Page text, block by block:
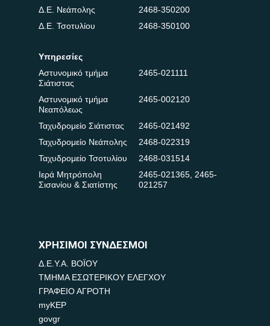
Δ.Ε. Νεάπολης
2468-350200
Δ.Ε. Τσοτυλίου
2468-350100
Υπηρεσίες
Αστυνομικό τμήμα
Σιάτιστας
2465-021111
Αστυνομικό τμήμα
Νεαπόλεως
2465-002120
Ταχυδρομείο Σιάτιστας
2465-021492
Ταχυδρομείο Νεάπολης
2468-022319
Ταχυδρομείο Τσοτυλίου
2468-031514
Ιερά Μητρόπολη
Σισανίου & Σιατίστης
2465-021365, 2465-
021257
ΧΡΗΣΙΜΟΙ ΣΥΝΔΕΣΜΟΙ
Δ.Ε.Υ.Α. ΒΟΪΟΥ
ΤΜΗΜΑ ΕΣΩΤΕΡΙΚΟΥ ΕΛΕΓΧΟΥ
ΓΡΑΦΕΙΟ ΑΓΡΟΤΗ
myKEP
govgr